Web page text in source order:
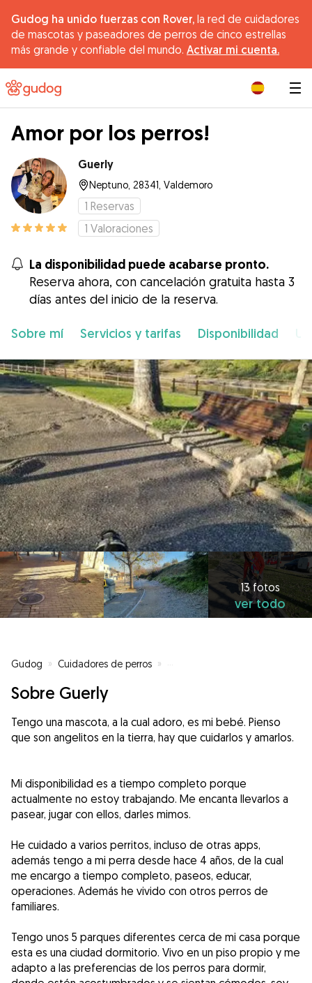
Gudog ha unido fuerzas con Rover, la red de cuidadores
de mascotas y paseadores de perros de cinco estrellas
más grande y confiable del mundo. Activar mi cuenta.
Amor por los perros!
Guerly
Neptuno, 28341, Valdemoro
1 Reservas
1 Valoraciones
La disponibilidad puede acabarse pronto.
Reserva ahora, con cancelación gratuita hasta 3
días antes del inicio de la reserva.
Sobre mí Servicios y tarifas Disponibilidad
13 fotos
ver todo
Gudog » Cuidadores de perros » Cuidadores de perros en
Sobre Guerly
Tengo una mascota, a la cual adoro, es mi bebé. Pienso
que son angelitos en la tierra, hay que cuidarlos y amarlos.
Mi disponibilidad es a tiempo completo porque
actualmente no estoy trabajando. Me encanta llevarlos a
pasear, jugar con ellos, darles mimos.
He cuidado a varios perritos, incluso de otras apps,
además tengo a mi perra desde hace 4 años, de la cual
me encargo a tiempo completo, paseos, educar,
operaciones. Además he vivido con otros perros de
familiares.
Tengo unos 5 parques diferentes cerca de mi casa porque
esta es una ciudad dormitorio. Vivo en un piso propio y me
adapto a las preferencias de los perros para dormir,